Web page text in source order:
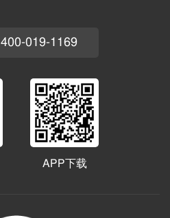
400-019-1169
APP下载